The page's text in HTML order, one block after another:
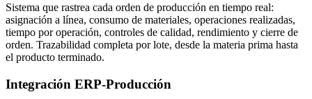
Sistema que rastrea cada orden de producción en tiempo real:
asignación a línea, consumo de materiales, operaciones realizadas,
tiempo por operación, controles de calidad, rendimiento y cierre de
orden. Trazabilidad completa por lote, desde la materia prima hasta
el producto terminado.
Integración ERP-Producción